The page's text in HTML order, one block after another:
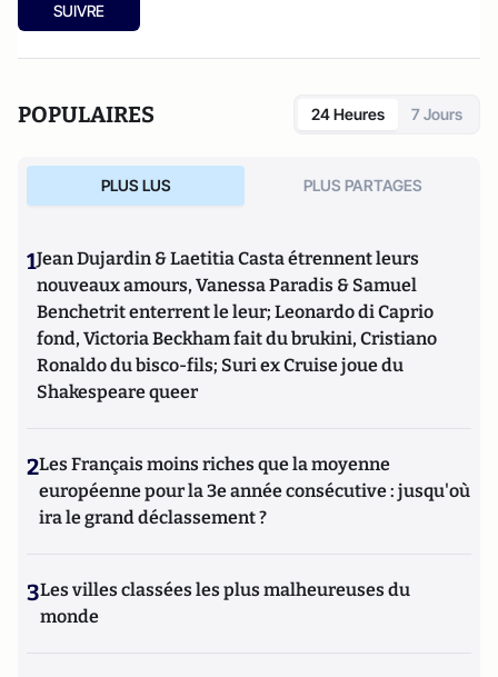
SUIVRE
POPULAIRES 24 Heures 7 Jours
PLUS LUS PLUS PARTAGES
1Jean Dujardin & Laetitia Casta étrennent leurs
nouveaux amours, Vanessa Paradis & Samuel
Benchetrit enterrent le leur; Leonardo di Caprio
fond, Victoria Beckham fait du brukini, Cristiano
Ronaldo du bisco-fils; Suri ex Cruise joue du
Shakespeare queer
2Les Français moins riches que la moyenne
européenne pour la 3e année consécutive : jusqu'où
ira le grand déclassement ?
3Les villes classées les plus malheureuses du
monde